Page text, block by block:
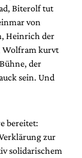
Biterolf tut
von
Heinrich der
Wolfram kurvt
der
sein. Und
bereitet:
zur
solidarischem